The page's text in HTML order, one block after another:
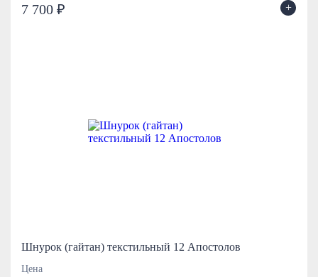
7 700 ₽ +
Шнурок (гайтан) текстильный 12 Апостолов
Цена